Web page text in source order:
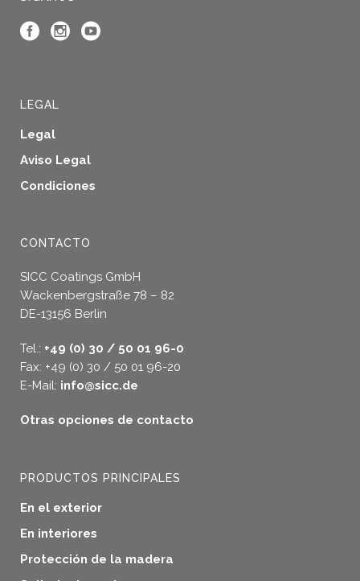
LEGAL
Legal
Aviso Legal
Condiciones
CONTACTO
SICC Coatings GmbH
Wackenbergstraße 78 – 82
DE-13156 Berlin
Tel.: +49 (0) 30 / 50 01 96-0
Fax: +49 (0) 30 / 50 01 96-20
E-Mail: info@sicc.de
Otras opciones de contacto
PRODUCTOS PRINCIPALES
En el exterior
En interiores
Protección de la madera